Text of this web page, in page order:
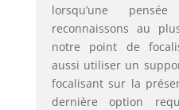
lorsqu’une
reconnaissons au
notre point de
aussi utiliser un
focalisant sur la
dernière option